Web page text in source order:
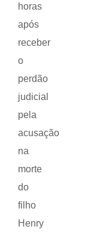
horas
após
receber
o
perdão
judicial
pela
acusação
na
morte
do
filho
Henry